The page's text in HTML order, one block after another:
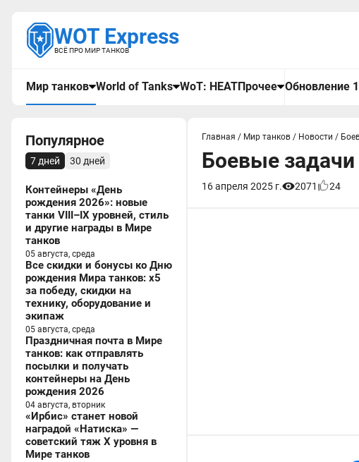
WOT Express
ВСЁ ПРО МИР ТАНКОВ
Мир танков World of Tanks WoT: HEATПрочее Обновление
Популярное
7 дней 30 дней
Контейнеры «День
рождения 2026»: новые
танки VIII–IX уровней, стиль
и другие награды в Мире
танков
05 августа, среда
Все скидки и бонусы ко Дню
рождения Мира танков: x5
за победу, скидки на
технику, оборудование и
экипаж
05 августа, среда
Праздничная почта в Мире
танков: как отправлять
посылки и получать
контейнеры на День
рождения 2026
04 августа, вторник
«Ирбис» станет новой
наградой «Натиска» —
советский тяж X уровня в
Мире танков
Главная / Мир танков / Новости /
Боевые задачи
16 апреля 2025 г. 2071 24